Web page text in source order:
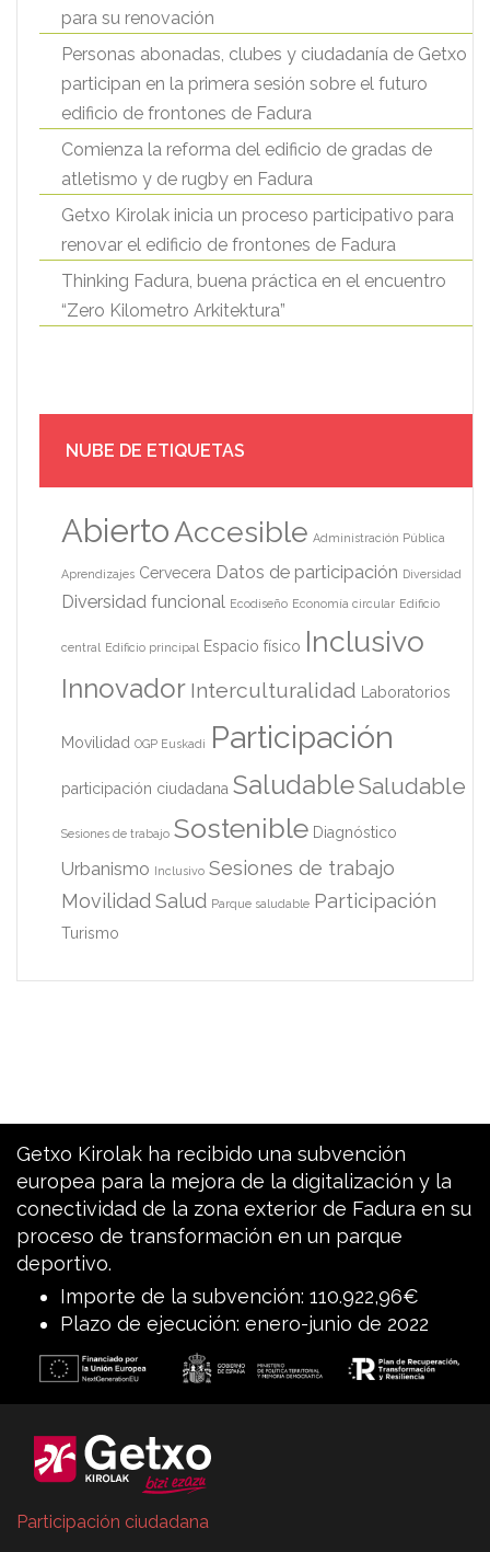
para su renovación
Personas abonadas, clubes y ciudadanía de Getxo
participan en la primera sesión sobre el futuro
edificio de frontones de Fadura
Comienza la reforma del edificio de gradas de
atletismo y de rugby en Fadura
Getxo Kirolak inicia un proceso participativo para
renovar el edificio de frontones de Fadura
Thinking Fadura, buena práctica en el encuentro
“Zero Kilometro Arkitektura”
NUBE DE ETIQUETAS
AbiertoAccesible Administración Pública
Aprendizajes Cervecera Datos de participación Diversidad
Diversidad funcional Ecodiseño Economía circular Edificio
central Edificio principal Espacio físico Inclusivo
Innovador Interculturalidad Laboratorios
Movilidad OGP Euskadi Participación
participación ciudadana SaludableSaludable
Sesiones de trabajo Sostenible Diagnóstico
Urbanismo Inclusivo Sesiones de trabajo
Movilidad Salud Parque saludable Participación
Turismo
Getxo Kirolak ha recibido una subvención
europea para la mejora de la digitalización y la
conectividad de la zona exterior de Fadura en su
proceso de transformación en un parque
deportivo.
Importe de la subvención: 110.922,96€
Plazo de ejecución: enero-junio de 2022
Participación ciudadana